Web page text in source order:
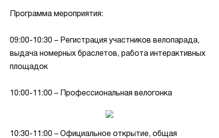
Программа мероприятия:
09:00-10:30 – Регистрация участников велопарада,
выдача номерных браслетов, работа интерактивных
площадок
10:00-11:00 – Профессиональная велогонка
10:30-11:00 – Официальное открытие, общая